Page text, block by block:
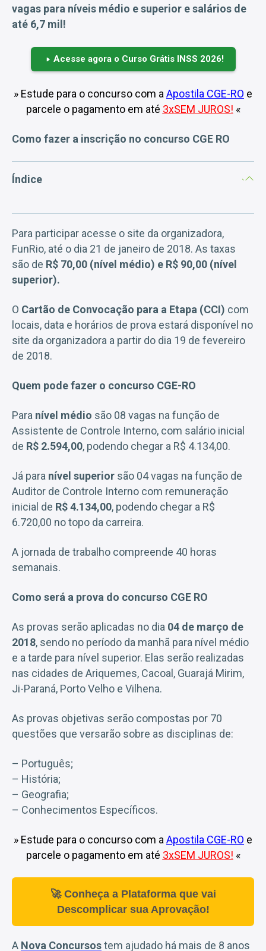
vagas para níveis médio e superior e salários de
até 6,7 mil!
Acesse agora o Curso Grátis INSS 2026!
» Estude para o concurso com a Apostila CGE-RO e
parcele o pagamento em até 3xSEM JUROS! «
Como fazer a inscrição no concurso CGE RO
Índice
Para participar acesse o site da organizadora,
FunRio, até o dia 21 de janeiro de 2018. As taxas
são de R$ 70,00 (nível médio) e R$ 90,00 (nível
superior).
O Cartão de Convocação para a Etapa (CCI) com
locais, data e horários de prova estará disponível no
site da organizadora a partir do dia 19 de fevereiro
de 2018.
Quem pode fazer o concurso CGE-RO
Para nível médio são 08 vagas na função de
Assistente de Controle Interno, com salário inicial
de R$ 2.594,00, podendo chegar a R$ 4.134,00.
Já para nível superior são 04 vagas na função de
Auditor de Controle Interno com remuneração
inicial de R$ 4.134,00, podendo chegar a R$
6.720,00 no topo da carreira.
A jornada de trabalho compreende 40 horas
semanais.
Como será a prova do concurso CGE RO
As provas serão aplicadas no dia 04 de março de
2018, sendo no período da manhã para nível médio
e a tarde para nível superior. Elas serão realizadas
nas cidades de Ariquemes, Cacoal, Guarajá Mirim,
Ji-Paraná, Porto Velho e Vilhena.
As provas objetivas serão compostas por 70
questões que versarão sobre as disciplinas de:
– Português;
– História;
– Geografia;
– Conhecimentos Específicos.
» Estude para o concurso com a Apostila CGE-RO e
parcele o pagamento em até 3xSEM JUROS! «
🚀 Conheça a Plataforma que vai
Descomplicar sua Aprovação!
A Nova Concursostem ajudado há mais de 8 anos